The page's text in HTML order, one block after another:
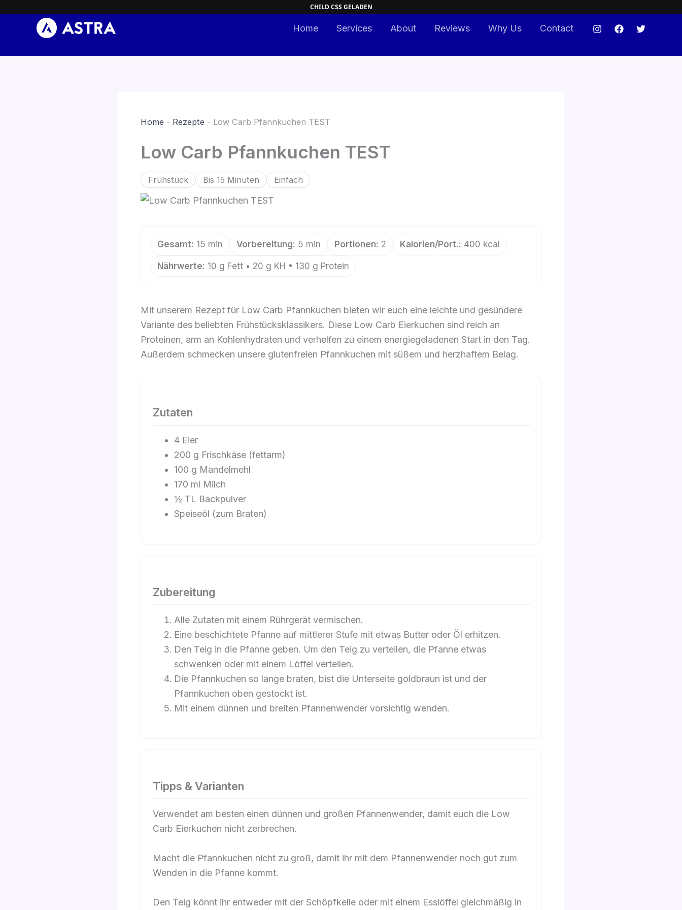
Home Services About Reviews Why Us Contact
Home - Rezepte - Low Carb Pfannkuchen TEST
Low Carb Pfannkuchen TEST
Frühstück Bis 15 Minuten Einfach
Gesamt: 15 min Vorbereitung: 5 min Portionen: 2 Kalorien/Port.: 400 kcal
Nährwerte: 10 g Fett • 20 g KH • 130 g Protein
Mit unserem Rezept für Low Carb Pfannkuchen bieten wir euch eine leichte und gesündere
Variante des beliebten Frühstücksklassikers. Diese Low Carb Eierkuchen sind reich an
Proteinen, arm an Kohlenhydraten und verhelfen zu einem energiegeladenen Start in den Tag.
Außerdem schmecken unsere glutenfreien Pfannkuchen mit süßem und herzhaftem Belag.
Zutaten
4 Eier
200 g Frischkäse (fettarm)
100 g Mandelmehl
170 ml Milch
½ TL Backpulver
Speiseöl (zum Braten)
Zubereitung
Alle Zutaten mit einem Rührgerät vermischen.
Eine beschichtete Pfanne auf mittlerer Stufe mit etwas Butter oder Öl erhitzen.
Den Teig in die Pfanne geben. Um den Teig zu verteilen, die Pfanne etwas
schwenken oder mit einem Löffel verteilen.
Die Pfannkuchen so lange braten, bist die Unterseite goldbraun ist und der
Pfannkuchen oben gestockt ist.
Mit einem dünnen und breiten Pfannenwender vorsichtig wenden.
Tipps & Varianten
Verwendet am besten einen dünnen und großen Pfannenwender, damit euch die Low
Carb Eierkuchen nicht zerbrechen.
Macht die Pfannkuchen nicht zu groß, damit ihr mit dem Pfannenwender noch gut zum
Wenden in die Pfanne kommt.
Den Teig könnt ihr entweder mit der Schöpfkelle oder mit einem Esslöffel gleichmäßig in